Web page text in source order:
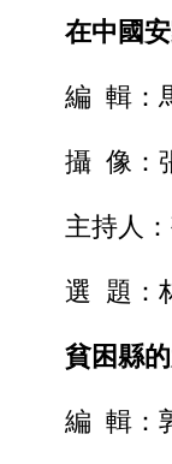
在中國
編 輯：
攝 像：
主持人：
選 題：
貧困縣
編 輯：